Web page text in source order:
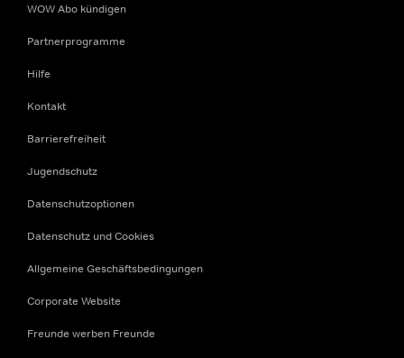
WOW Abo kündigen
Partnerprogramme
Hilfe
Kontakt
Barrierefreiheit
Jugendschutz
Datenschutzoptionen
Datenschutz und Cookies
Allgemeine Geschäftsbedingungen
Corporate Website
Freunde werben Freunde